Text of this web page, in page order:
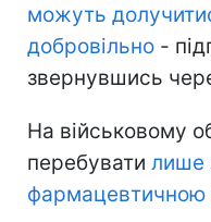
можуть
добровільно -
звернувшись
На військовому
перебувати лише
фармацевтичною